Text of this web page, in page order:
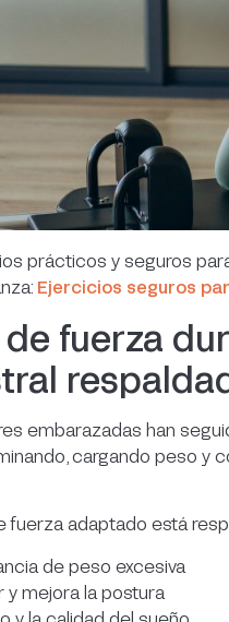
prácticos y seguros
Ejercicios seguros
fuerza
embarazadas han
cargando peso y
fuerza adaptado está
de peso excesiva
y mejora la postura
y la calidad del sueño